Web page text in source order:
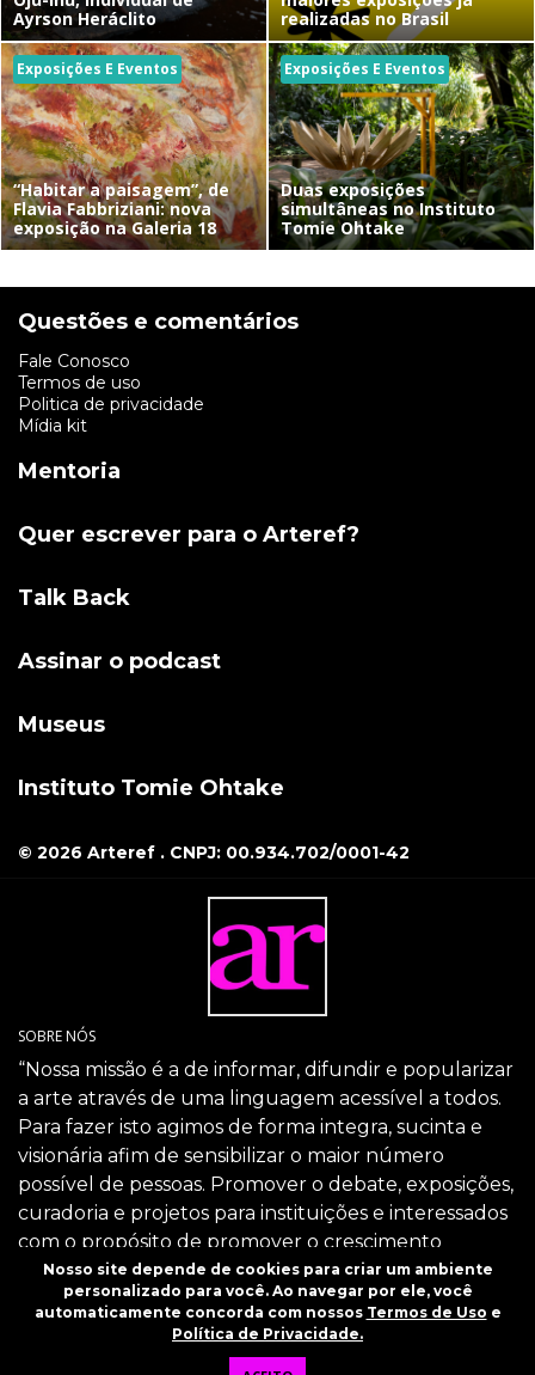
Ayrson Heráclito
realizadas no Brasil
Exposições E Eventos
“Habitar a paisagem”, de
Flavia Fabbriziani: nova
exposição na Galeria 18
Exposições E Eventos
Duas exposições
simultâneas no Instituto
Tomie Ohtake
Questões e comentários
Fale Conosco
Termos de uso
Politica de privacidade
Mídia kit
Mentoria
Quer escrever para o Arteref?
Talk Back
Assinar o podcast
Museus
Instituto Tomie Ohtake
© 2026 Arteref . CNPJ: 00.934.702/0001-42
SOBRE NÓS
“Nossa missão é a de informar, difundir e popularizar
a arte através de uma linguagem acessível a todos.
Para fazer isto agimos de forma integra, sucinta e
visionária afim de sensibilizar o maior número
possível de pessoas. Promover o debate, exposições,
curadoria e projetos para instituições e interessados
com o propósito de promover o crescimento
intelectual da sociedade através da arte.”
SIGA-NOS
Nosso site depende de cookies para criar um ambiente
personalizado para você. Ao navegar por ele, você
automaticamente concorda com nossos Termos de Uso e
Política de Privacidade.